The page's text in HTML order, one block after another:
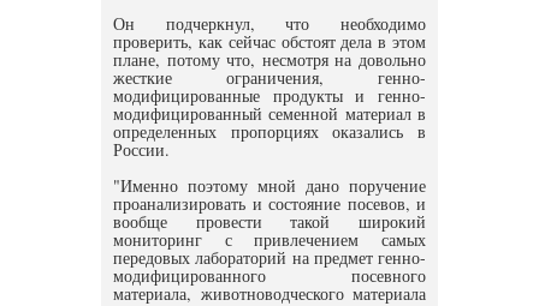
Он подчеркнул, что необходимо
проверить, как сейчас обстоят дела в этом
плане, потому что, несмотря на довольно
жесткие ограничения, генно-
модифицированные продукты и генно-
модифицированный семенной материал в
определенных пропорциях оказались в
России.
"Именно поэтому мной дано поручение
проанализировать и состояние посевов, и
вообще провести такой широкий
мониторинг с привлечением самых
передовых лабораторий на предмет генно-
модифицированного посевного
материала, животноводческого материала